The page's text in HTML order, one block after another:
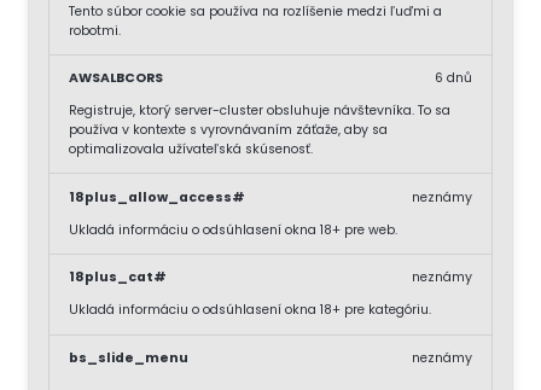
Tento súbor cookie sa používa na rozlíšenie medzi ľuďmi a
robotmi.
AWSALBCORS
Registruje, ktorý server-cluster obsluhuje návštevníka. To sa
používa v kontexte s vyrovnávaním záťaže, aby sa
optimalizovala užívateľská skúsenosť.
6 dnů
18plus_allow_access#
Ukladá informáciu o odsúhlasení okna 18+ pre web.
neznámy
18plus_cat#
Ukladá informáciu o odsúhlasení okna 18+ pre kategóriu.
neznámy
bs_slide_menu neznámy